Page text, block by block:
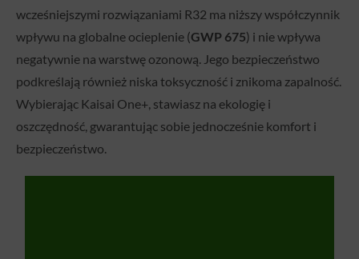
wcześniejszymi rozwiązaniami R32 ma niższy współczynnik
wpływu na globalne ocieplenie (GWP 675) i nie wpływa
negatywnie na warstwę ozonową. Jego bezpieczeństwo
podkreślają również niska toksyczność i znikoma zapalność.
Wybierając Kaisai One+, stawiasz na ekologię i
oszczędność, gwarantując sobie jednocześnie komfort i
bezpieczeństwo.